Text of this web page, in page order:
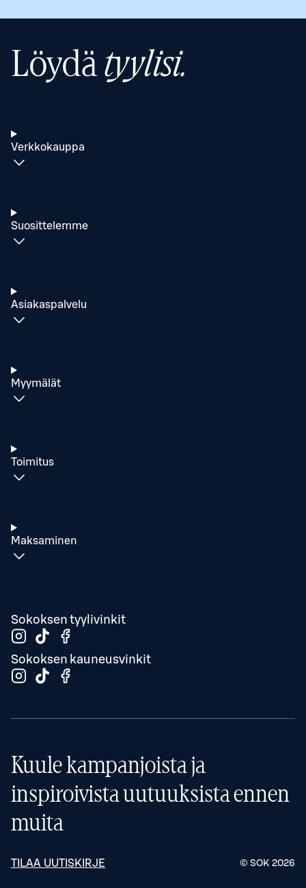
Löydätyylisi.
Verkkokauppa
Suosittelemme
Asiakaspalvelu
Myymälät
Toimitus
Maksaminen
Sokoksen tyylivinkit
Sokoksen kauneusvinkit
Kuule kampanjoista ja
inspiroivista uutuuksista ennen
muita
TILAA UUTISKIRJE © SOK 2026